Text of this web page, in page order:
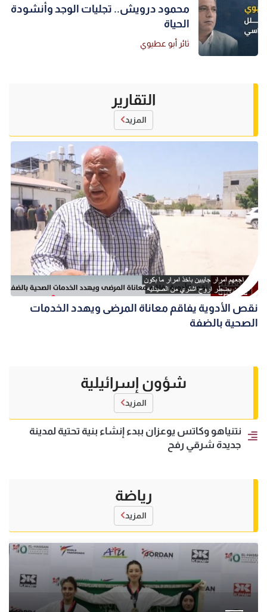
محمود درويش.. تجليات الوجد وأنشودة
الحياة
ثائر أبو عطيوي
التقارير
المزيد
نقص الأدوية يفاقم معاناة المرضى ويهدد الخدمات
الصحية بالضفة
شؤون إسرائيلية
المزيد
نتنياهو وكاتس يوعزان ببدء إنشاء بنية تحتية لمدينة
جديدة شرقي رفح
رياضة
المزيد